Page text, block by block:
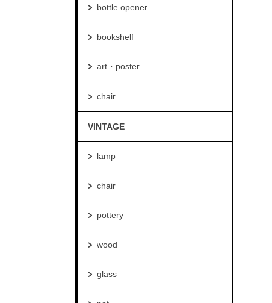
bottle opener
bookshelf
art・poster
chair
VINTAGE
lamp
chair
pottery
wood
glass